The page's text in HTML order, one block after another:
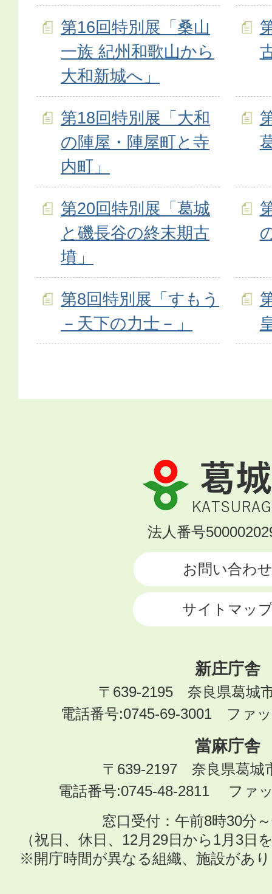
第16回特別展「桑山
一族 紀州和歌山から
大和新城へ」
第18回特別展「大和
の陣屋・陣屋町と寺
内町」
第20回特別展「葛城
と磯長谷の終末期古
墳」
第8回特別展「すもう
－天下の力士－」
葛
城
市
KATSURAGI
法人番号
お問い合わせ
サイトマッ
新庄庁舎
〒639-2195 奈良県葛城
電話番号:0745-69-3001 ファ
當麻庁舎
〒639-2197 奈良県葛城
電話番号:0745-48-2811 ファ
窓口受付：午前8時30分
（祝日、休日、12月29日から1月3日
※開庁時間が異なる組織、施設があ